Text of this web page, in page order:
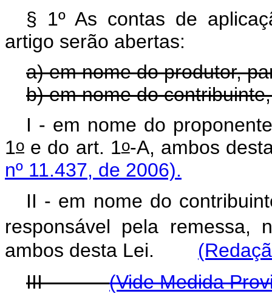
§ 1º As contas de
artigo serão abertas:
a) em nome do produtor,
b) em nome do
I - em nome do
1o e do art. 1o-A, ambos
nº 11.437, de 2006).
II - em nome do
responsável pela
ambos desta Lei.
III -(Vide Medida